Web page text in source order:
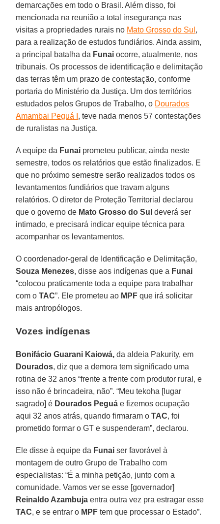
demarcações em todo o Brasil. Além disso, foi
mencionada na reunião a total insegurança nas
visitas a propriedades rurais no Mato Grosso do Sul ,
para a realização de estudos fundiários. Ainda assim,
a principal batalha da Funai ocorre, atualmente, nos
tribunais. Os processos de identificação e delimitação
das terras têm um prazo de contestação, conforme
portaria do Ministério da Justiça. Um dos territórios
estudados pelos Grupos de Trabalho, o Dourados
Amambai Peguá I , teve nada menos 57 contestações
de ruralistas na Justiça.
A equipe da Funai prometeu publicar, ainda neste
semestre, todos os relatórios que estão finalizados. E
que no próximo semestre serão realizados todos os
levantamentos fundiários que travam alguns
relatórios. O diretor de Proteção Territorial declarou
que o governo de Mato Grosso do Sul deverá ser
intimado, e precisará indicar equipe técnica para
acompanhar os levantamentos.
O coordenador-geral de Identificação e Delimitação,
Souza Menezes, disse aos indígenas que a Funai
“colocou praticamente toda a equipe para trabalhar
com oTAC”. Ele prometeu ao MPF que irá solicitar
mais antropólogos.
Vozes indígenas
Bonifácio Guarani Kaiowá, da aldeia Pakurity, em
Dourados, diz que a demora tem significado uma
rotina de 32 anos “frente a frente com produtor rural, e
isso não é brincadeira, não”. “Meu tekoha [lugar
sagrado] é Dourados Peguá e fizemos ocupação
aqui 32 anos atrás, quando firmaram oTAC, foi
prometido formar o GT e suspenderam”, declarou.
Ele disse à equipe da Funai ser favorável à
montagem de outro Grupo de Trabalho com
especialistas: “É a minha petição, junto com a
comunidade. Vamos ver se esse [governador]
Reinaldo Azambuja entra outra vez pra estragar esse
TAC, e se entrar o MPF tem que processar o Estado”.